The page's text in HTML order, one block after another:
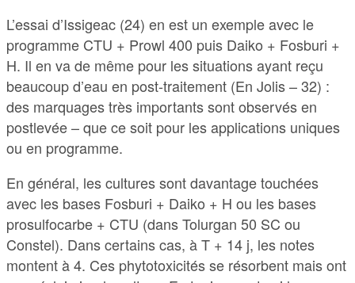
L’essai d’Issigeac (24) en est un exemple avec le
programme CTU + Prowl 400 puis Daiko + Fosburi +
H. Il en va de même pour les situations ayant reçu
beaucoup d’eau en post-traitement (En Jolis – 32) :
des marquages très importants sont observés en
postlevée – que ce soit pour les applications uniques
ou en programme.
En général, les cultures sont davantage touchées
avec les bases Fosburi + Daiko + H ou les bases
prosulfocarbe + CTU (dans Tolurgan 50 SC ou
Constel). Dans certains cas, à T + 14 j, les notes
montent à 4. Ces phytotoxicités se résorbent mais ont